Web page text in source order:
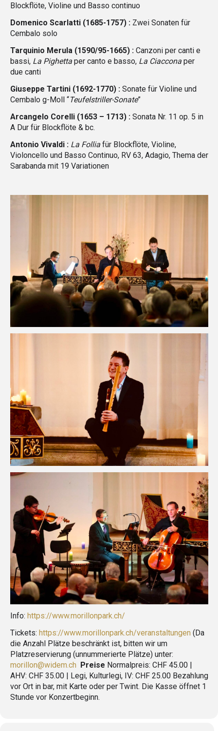
Blockflöte, Violine und Basso continuo
Domenico Scarlatti (1685-1757) : Zwei Sonaten für
Cembalo solo
Tarquinio Merula (1590/95-1665) : Canzoni per canti e
bassi, La Pighetta per canto e basso, La Ciaccona per
due canti
Giuseppe Tartini (1692-1770) : Sonate für Violine und
Cembalo g-Moll “Teufelstriller-Sonate”
Arcangelo Corelli (1653 – 1713) : Sonata Nr. 11 op. 5 in
A Dur für Blockflöte & bc.
Antonio Vivaldi : La Follia für Blockflöte, Violine,
Violoncello und Basso Continuo, RV 63, Adagio, Thema der
Sarabanda mit 19 Variationen
Info: https://www.morillonpark.ch/
Tickets: https://www.morillonpark.ch/veranstaltungen (Da
die Anzahl Plätze beschränkt ist, bitten wir um
Platzreservierung (unnummerierte Plätze) unter:
morillon@widem.ch Preise Normalpreis: CHF 45.00 |
AHV: CHF 35.00 | Legi, Kulturlegi, IV: CHF 25.00 Bezahlung
vor Ort in bar, mit Karte oder per Twint. Die Kasse öffnet 1
Stunde vor Konzertbeginn.